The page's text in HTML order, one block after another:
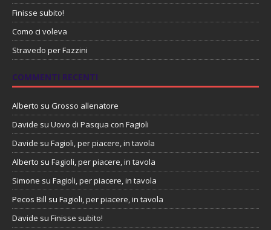
Finisse subito!
Como ci voleva
Stravedo per Fazzini
COMMENTI RECENTI
Alberto su Grosso allenatore
Davide su Uovo di Pasqua con Fagioli
Davide su Fagioli, per piacere, in tavola
Alberto su Fagioli, per piacere, in tavola
Simone su Fagioli, per piacere, in tavola
Pecos Bill su Fagioli, per piacere, in tavola
Davide su Finisse subito!